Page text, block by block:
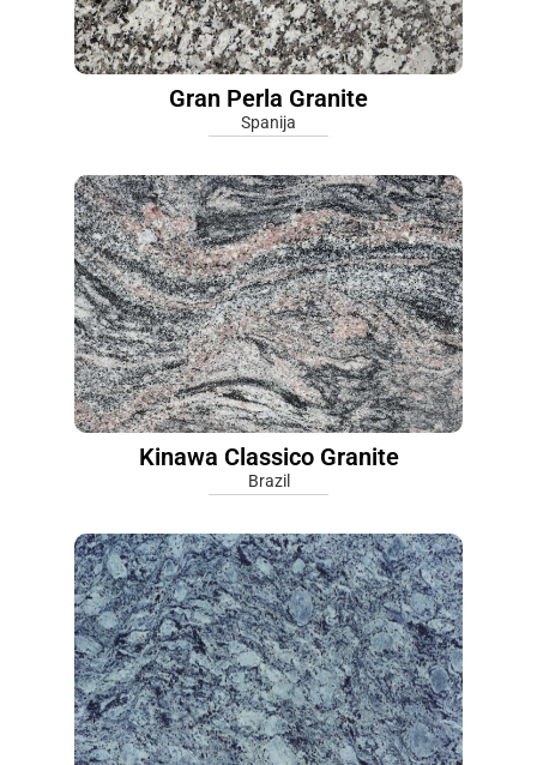
Gran Perla Granite
Spanija
Kinawa Classico Granite
Brazil